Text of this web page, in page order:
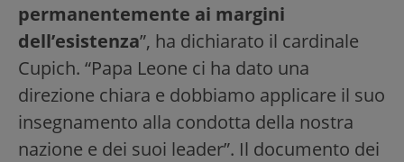
permanentemente ai margini
dell’esistenza”, ha dichiarato il cardinale
Cupich. “Papa Leone ci ha dato una
direzione chiara e dobbiamo applicare il suo
insegnamento alla condotta della nostra
nazione e dei suoi leader”. Il documento dei